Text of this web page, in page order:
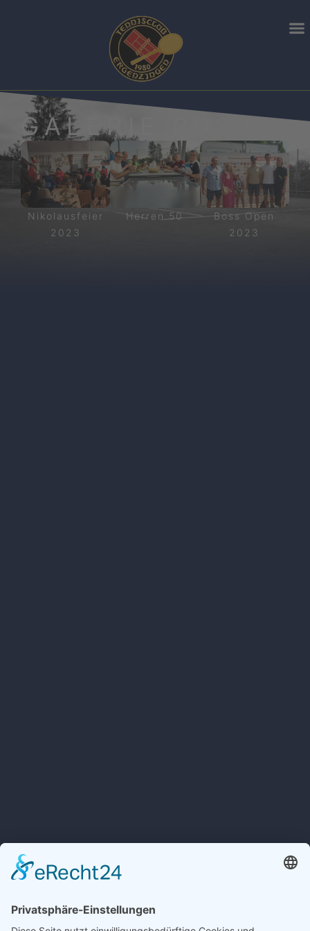
GALERIE 2023
Nikolausfeier
2023
Herren 50
Boss Open
2023